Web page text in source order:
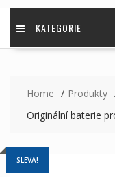
KATEGORIE
Home
Produkty
Originální baterie
SLEVA!